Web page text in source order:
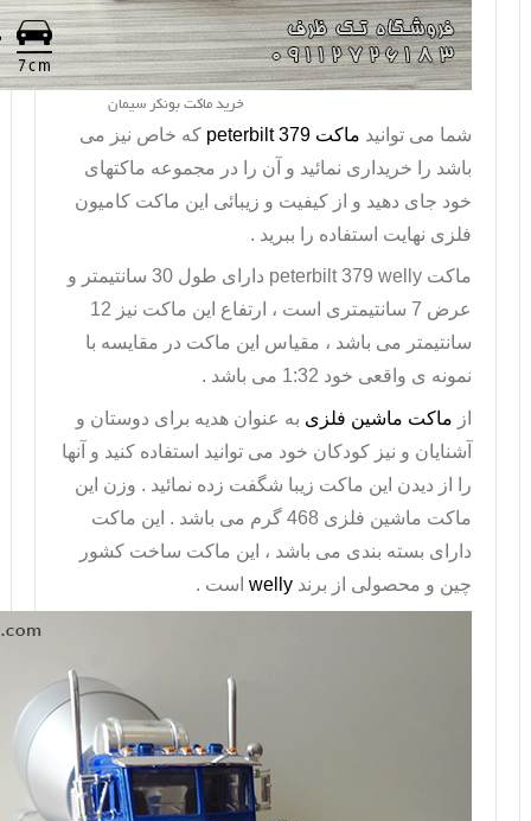
خرید ماکت بونکر سیمان
شما می توانید ماکت peterbilt 379 که خاص نیز می
باشد را خریداری نمائید و آن را در مجموعه ماکتهای
خود جای دهید و از کیفیت و زیبائی این ماکت کامیون
فلزی نهایت استفاده را ببرید .
ماکت peterbilt 379 welly
دارای طول 30 سانتیمتر و
عرض 7 سانتیمتری است ، ارتفاع این ماکت نیز 12
سانتیمتر می باشد ، مقیاس این ماکت در مقایسه با
نمونه ی واقعی خود 1:32 می باشد .
از ماکت ماشین فلزی به عنوان هدیه برای دوستان و
آشنایان و نیز کودکان خود می توانید استفاده کنید و آنها
را از دیدن این ماکت زیبا شگفت زده نمائید . وزن این
ماکت ماشین فلزی 468 گرم می باشد . این ماکت
دارای بسته بندی می باشد ، این ماکت ساخت کشور
چین و محصولی از برند welly است .